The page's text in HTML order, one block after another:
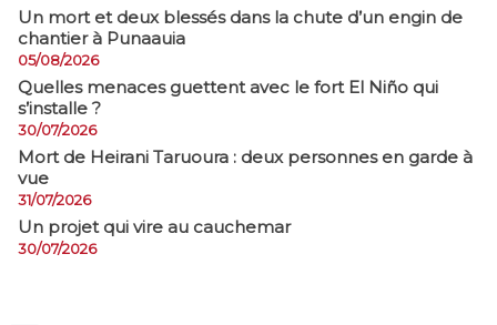
​Un mort et deux blessés dans la chute d’un engin de
chantier à Punaauia
05/08/2026
Quelles menaces guettent avec le fort El Niño qui
s’installe ?
30/07/2026
Mort de Heirani Taruoura : deux personnes en garde à
vue
31/07/2026
Un projet qui vire au cauchemar
30/07/2026